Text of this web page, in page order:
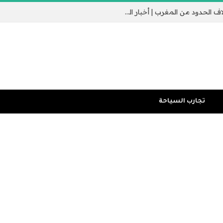
جيب سبتة الإسباني يثير القلق مع عبور الآلاف الحدود من المغرب | أخبار الهجرة
تجارب السياحة